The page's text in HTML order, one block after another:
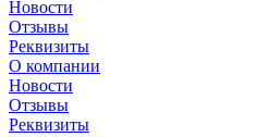
Новости
Отзывы
Реквизиты
О компании
Новости
Отзывы
Реквизиты